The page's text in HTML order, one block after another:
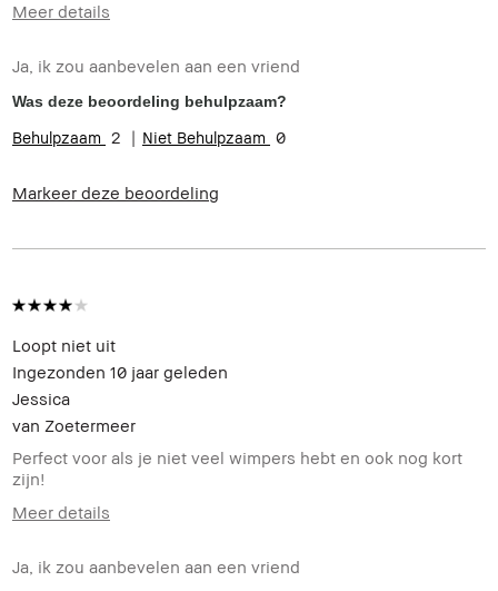
Meer details
Ja, ik zou aanbevelen aan een vriend
Was deze beoordeling behulpzaam?
2 0
Markeer deze beoordeling
Loopt niet uit
Ingezonden 10 jaar geleden
Jessica
van Zoetermeer
Perfect voor als je niet veel wimpers hebt en ook nog kort
zijn!
Meer details
Ja, ik zou aanbevelen aan een vriend